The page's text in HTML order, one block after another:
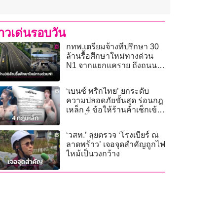
วเด่นรอบวัน
กทพ.เตรียมจ้างที่ปรึกษา 30
ล้านรื้อศึกษาใหม่ทางด่วน
N1 จากแยกแคราย ถึงถนน
‘เบนซ์ พริกไทย’ ยกระดับ
ความปลอดภัยขั้นสุด ร่อนกฎ
เหล็ก 4 ข้อให้ร้านค้าเช็กเข้ม
‘วสท.’ ลุยตรวจ ‘โรงเบียร์ ณ
ลาดพร้าว’ เจอจุดสำคัญถูกไฟ
ไหม้เป็นวงกว้าง